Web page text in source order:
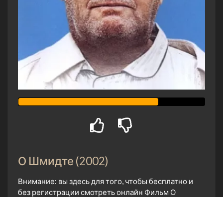
О Шмидте (2002)
Внимание: вы здесь для того, чтобы бесплатно и
без регистрации смотреть онлайн Фильм О